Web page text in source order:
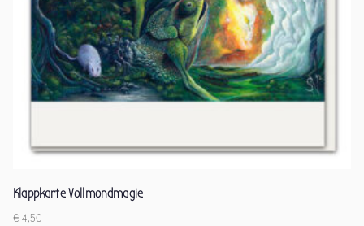
Klappkarte Vollmondmagie
€ 4,50